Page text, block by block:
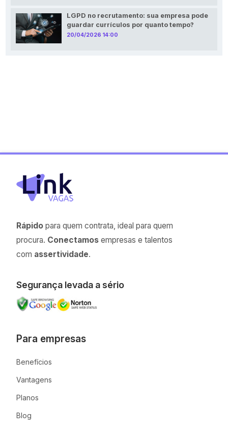
LGPD no recrutamento: sua empresa pode
guardar currículos por quanto tempo?
20/04/2026 14:00
Rápidopara quem contrata, ideal para quem
procura. Conectamosempresas e talentos
com assertividade.
Segurança levada a sério
Para empresas
Benefícios
Vantagens
Planos
Blog